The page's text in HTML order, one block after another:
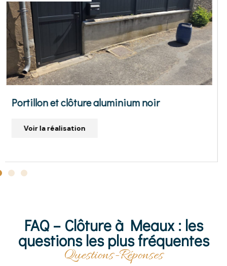
Cloture aluminium gris anthracite
FAQ – Clôture à Meaux : les
questions les plus fréquentes
Questions-Réponses